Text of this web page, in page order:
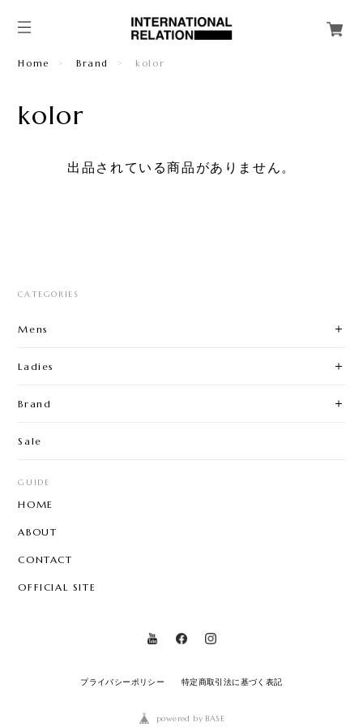
Home Brand kolor
kolor
出品されている商品がありません。
CATEGORIES
Mens
Ladies
Brand
Sale
GUIDE
HOME
ABOUT
CONTACT
OFFICIAL SITE
プライバシーポリシー 特定商取引法に基づく表記
powered by BASE